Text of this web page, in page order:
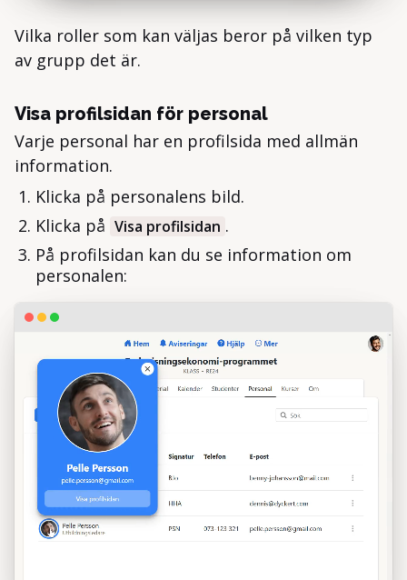
Vilka roller som kan väljas beror på vilken typ
av grupp det är.
Visa profilsidan för personal
Varje personal har en profilsida med allmän
information.
Klicka på personalens bild.
Klicka på Visa profilsidan .
På profilsidan kan du se information om
personalen: